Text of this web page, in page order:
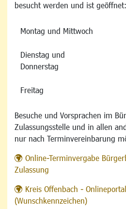
besucht werden und ist geöffnet:
Montag und Mittwoch
Dienstag und
Donnerstag
Freitag
Besuche und Vorsprachen im
Zulassungsstelle und in allen
nur nach Terminvereinbarung
Online-Terminvergabe
Zulassung
Kreis Offenbach -
(Wunschkennzeichen)